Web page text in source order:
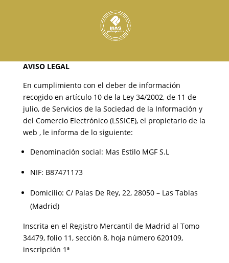
AVISO LEGAL
En cumplimiento con el deber de información
recogido en artículo 10 de la Ley 34/2002, de 11 de
julio, de Servicios de la Sociedad de la Información y
del Comercio Electrónico (LSSICE), el propietario de la
web , le informa de lo siguiente:
Denominación social: Mas Estilo MGF S.L
NIF: B87471173
Domicilio: C/ Palas De Rey, 22, 28050 – Las Tablas
(Madrid)
Inscrita en el Registro Mercantil de Madrid al Tomo
34479, folio 11, sección 8, hoja número 620109,
inscripción 1ª